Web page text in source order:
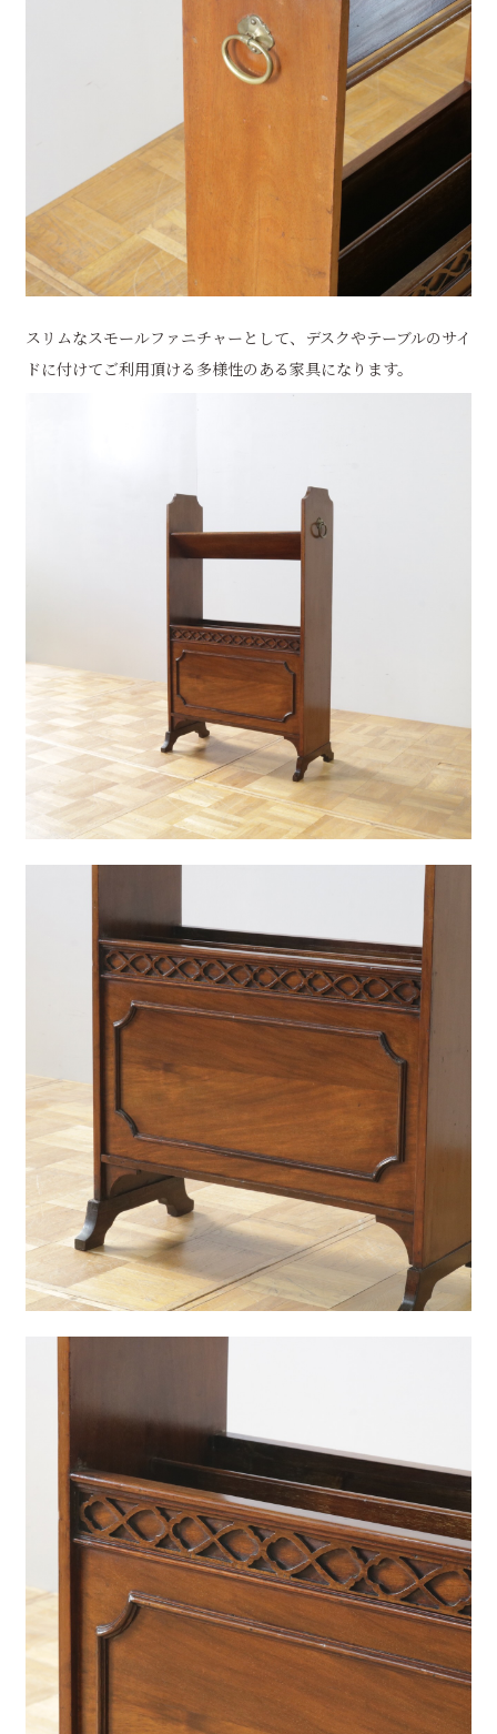
スリムなスモールファニチャーとして、デスクやテーブルのサイ
ドに付けてご利用頂ける多様性のある家具になります。